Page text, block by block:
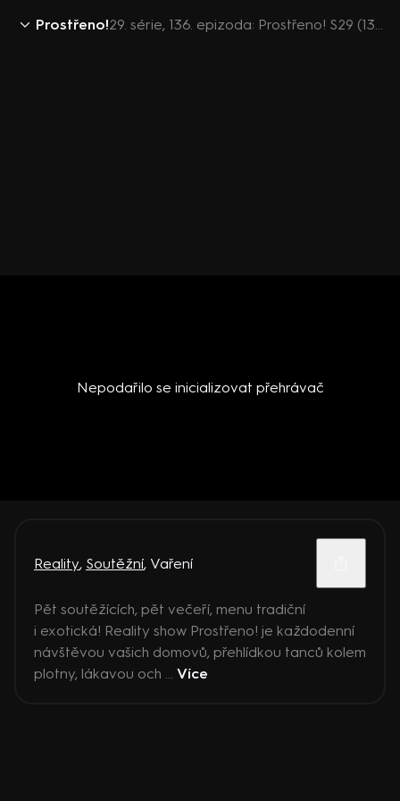
Prostřeno! 29. série, 136. epizoda: Prostřeno! S29 (136)
Nepodařilo se inicializovat přehrávač
Reality, Soutěžní, Vaření
Pět soutěžících, pět večeří, menu tradiční
i exotická! Reality show Prostřeno! je každodenní
návštěvou vašich domovů, přehlídkou tanců kolem
plotny, lákavou och ... Více